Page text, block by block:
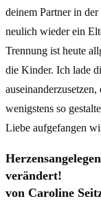
deinem Partner in
neulich wieder ein
Trennung ist heute
die Kinder. Ich lade
wenigstens so
Liebe aufgefangen
verändert!
von Caroline